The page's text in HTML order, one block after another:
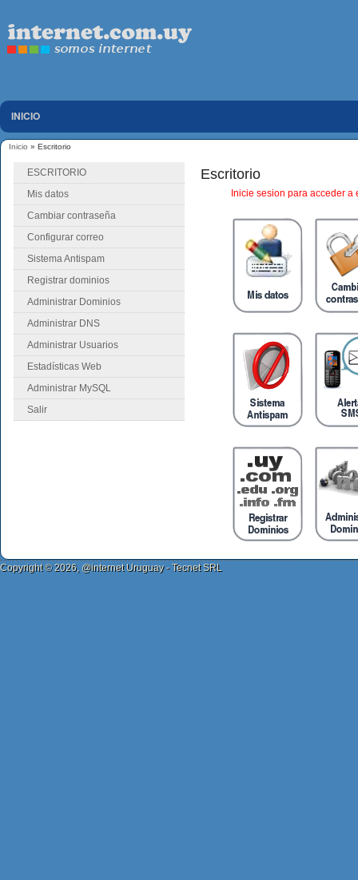
INICIO
Inicio » Escritorio
Escritorio
Inicie sesion para acceder a
ESCRITORIO
Mis datos
Cambiar contraseña
Configurar correo
Sistema Antispam
Registrar dominios
Administrar Dominios
Administrar DNS
Administrar Usuarios
Estadísticas Web
Administrar MySQL
Salir
Copyright © 2026, @internet Uruguay - Tecnet SRL